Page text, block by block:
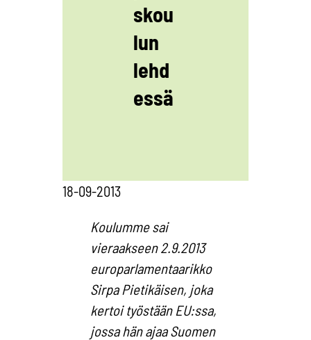
skou
lun
lehd
essä
18-09-2013
Koulumme sai
vieraakseen 2.9.2013
europarlamentaarikko
Sirpa Pietikäisen, joka
kertoi työstään EU:ssa,
jossa hän ajaa Suomen